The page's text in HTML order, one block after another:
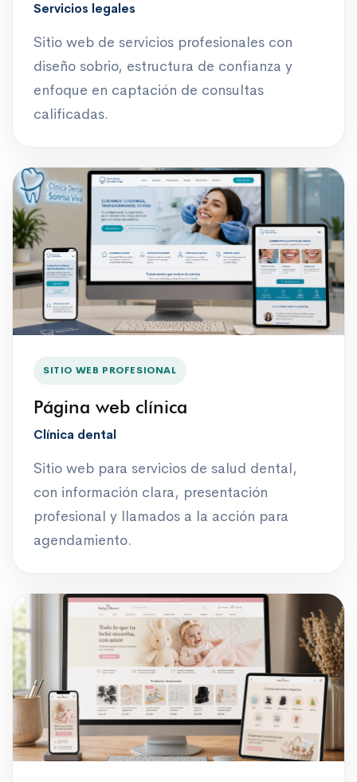
Servicios legales
Sitio web de servicios profesionales con
diseño sobrio, estructura de confianza y
enfoque en captación de consultas
calificadas.
SITIO WEB PROFESIONAL
Página web clínica
Clínica dental
Sitio web para servicios de salud dental,
con información clara, presentación
profesional y llamados a la acción para
agendamiento.